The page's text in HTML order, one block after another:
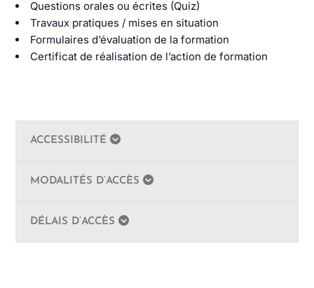
Questions orales ou écrites (Quiz)
Travaux pratiques / mises en situation
Formulaires d’évaluation de la formation
Certificat de réalisation de l’action de formation
ACCESSIBILITÉ
MODALITÉS D’ACCÈS
DÉLAIS D’ACCÈS